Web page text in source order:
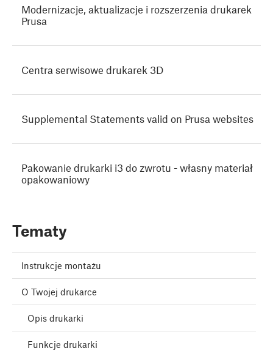
Modernizacje, aktualizacje i rozszerzenia drukarek
Prusa
Centra serwisowe drukarek 3D
Supplemental Statements valid on Prusa websites
Pakowanie drukarki i3 do zwrotu - własny materiał
opakowaniowy
Tematy
Instrukcje montażu
O Twojej drukarce
Opis drukarki
Funkcje drukarki